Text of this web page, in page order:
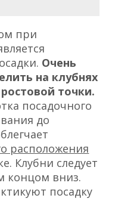
при
Очень
на клубнях
точки.
посадочного
до
расположения
Клубни следует
концом вниз.
посадку